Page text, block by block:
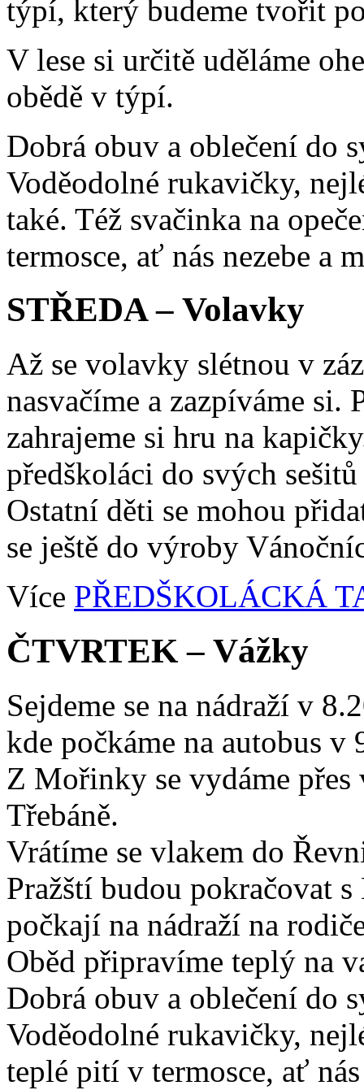
týpí, který budeme tvořit
V lese si určitě uděláme
obědě v týpí.
Dobrá obuv a oblečení do
Voděodolné rukavičky,
také. Též svačinka na
termosce, ať nás nezebe a
STŘEDA – Volavky
Až se volavky slétnou v
nasvačíme a zazpíváme
zahrajeme si hru na
předškoláci do svých
Ostatní děti se mohou
se ještě do výroby
Více PŘEDŠKOLÁCKÁ
ČTVRTEK – Vážky
Sejdeme se na nádraží v
kde počkáme na autobus
Z Mořinky se vydáme
Třebáně.
Vrátíme se vlakem do
Pražští budou pokračovat
počkají na nádraží na
Oběd připravíme teplý na
Dobrá obuv a oblečení do
Voděodolné rukavičky,
teplé pití v termosce, ať